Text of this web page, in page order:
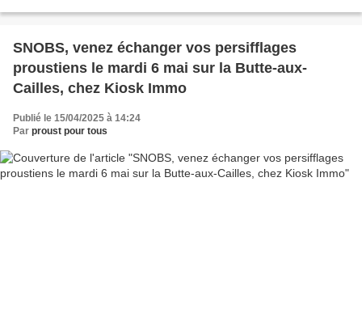
SNOBS, venez échanger vos persifflages
proustiens le mardi 6 mai sur la Butte-aux-
Cailles, chez Kiosk Immo
Publié le 15/04/2025 à 14:24
Par proust pour tous